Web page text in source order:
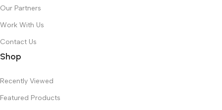
Our Partners
Work With Us
Contact Us
Shop
Recently Viewed
Featured Products